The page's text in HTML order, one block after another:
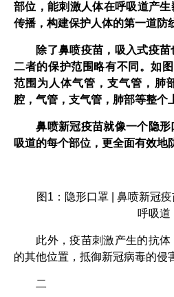
部位，能刺激人体在呼吸道产
传播，构建保护人体的第一道防
除了鼻喷疫苗，吸入式疫苗
二者的保护范围略有不同。如
范围为人体气管，支气管，肺
腔，气管，支气管，肺部等整个
鼻喷新冠疫苗就像一个隐
吸道的每个部位，更全面有效地
图1：隐形口罩 | 鼻喷新冠
呼吸道
此外，疫苗刺激产生的抗
的其他位置，抵御新冠病毒的侵
二